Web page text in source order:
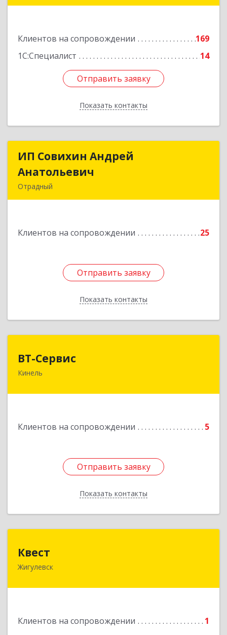
Клиентов на сопровождении
169
1С:Специалист
14
Отправить заявку
Показать контакты
Отправить заявку
Назад
ИП Совихин Андрей
Анатольевич
Отрадный
Клиентов на сопровождении 25
Отправить заявку
Показать контакты
ИП Совихин Андрей
Подробнее
Отправить заявку
Назад
ВТ-Сервис
Кинель
Клиентов на сопровождении 5
Отправить заявку
Показать контакты
446436, Самарская обл, Кинель г, Маяковского
Отправить заявку
Назад
Квест
Жигулевск
Клиентов на сопровождении 1
445350, Самарская обл., Жигулевск, ул.Пушкина,